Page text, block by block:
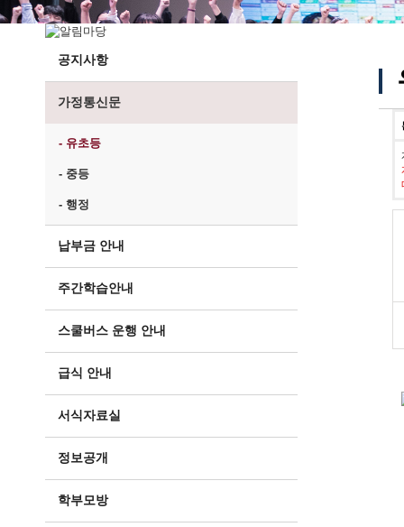
공지사항
가정통신문
- 유초등
- 중등
- 행정
납부금 안내
주간학습안내
스쿨버스 운행 안내
급식 안내
서식자료실
정보공개
학부모방